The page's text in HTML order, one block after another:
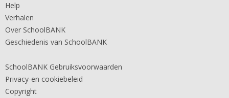
Help
Verhalen
Over SchoolBANK
Geschiedenis van SchoolBANK
SchoolBANK Gebruiksvoorwaarden
Privacy-en cookiebeleid
Copyright